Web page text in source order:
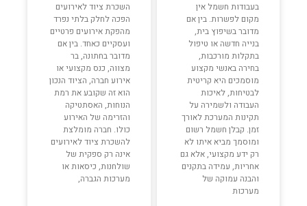
בעבודות חשמל אין
מקום לפשרות. בין אם
מדובר בשיפוץ בית,
בנייה חדשה או טיפול
בתקלות מורכבות,
בחירה באנשי מקצוע
מוסמכים היא קריטית
לבטיחות, לאיכות
העבודה ולשמירה על
תקינות המערכת לאורך
זמן. קבלן חשמל רשום
ומוסמך מביא איתו לא
רק ידע מקצועי, אלא גם
אחריות, עמידה בתקנים
והבנה עמוקה של
מערכות
השכרת ציוד לאירועים
הפכה לחלק בלתי נפרד
מהפקת אירועים פרטיים
ועסקיים כאחד. בין אם
מדובר בחתונה, בר
מצווה, כנס מקצועי או
אירוע חברה, הציוד הנכון
הוא זה שקובע את רמת
הנוחות, האסתטיקה
והזרימה של האירוע
כולו. חברה מומלצת
להשכרת ציוד לאירועים
אינה רק ספקית של
שולחנות, כיסאות או
מערכות הגברה,